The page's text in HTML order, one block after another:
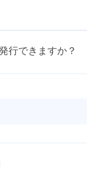
行できますか？